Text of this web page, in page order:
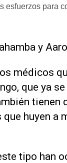
esfuerzos para
y
médicos
que ya
tienen
huyen a
tipo han